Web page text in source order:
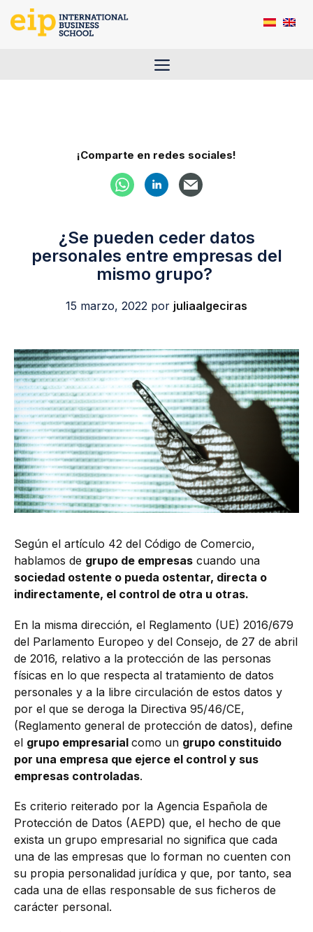
Saltar
Menú
¡Comparte en redes sociales!
¿Se pueden ceder datos
personales entre empresas del
mismo grupo?
15 marzo, 2022 por juliaalgeciras
Según el artículo 42 del Código de Comercio,
hablamos de grupo de empresas cuando una
sociedad ostente o pueda ostentar, directa o
indirectamente, el control de otra u otras.
En la misma dirección, el Reglamento (UE) 2016/679
del Parlamento Europeo y del Consejo, de 27 de abril
de 2016, relativo a la protección de las personas
físicas en lo que respecta al tratamiento de datos
personales y a la libre circulación de estos datos y
por el que se deroga la Directiva 95/46/CE,
(Reglamento general de protección de datos), define
el grupo empresarial como un grupo constituido
por una empresa que ejerce el control y sus
empresas controladas.
Es criterio reiterado por la Agencia Española de
Protección de Datos (AEPD) que, el hecho de que
exista un grupo empresarial no significa que cada
una de las empresas que lo forman no cuenten con
su propia personalidad jurídica y que, por tanto, sea
cada una de ellas responsable de sus ficheros de
carácter personal.